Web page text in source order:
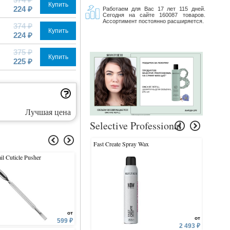
224 ₽
Купить
374 ₽
224 ₽
Купить
375 ₽
225 ₽
Купить
Лучшая цена
Cuticle Pusher
от
599 ₽
Jeju Fresh Aloe Cream
Работаем для Вас 17 лет 115 дней.
Сегодня на сайте 160087 товаров.
Ассортимент постоянно расширяется.
Selective Professional
Fast Create Spray Wax
от
2 493 ₽